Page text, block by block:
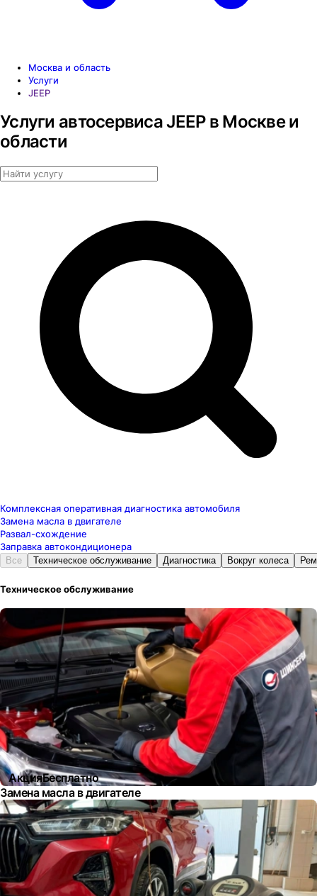
Москва и область
Услуги
JEEP
Услуги автосервиса JEEP в Москве и
области
Комплексная оперативная диагностика автомобиля
Замена масла в двигателе
Развал-схождение
Заправка автокондиционера
Все Техническое обслуживание Диагностика Вокруг колеса
Техническое обслуживание
АкцияБесплатно
Замена масла в двигателе